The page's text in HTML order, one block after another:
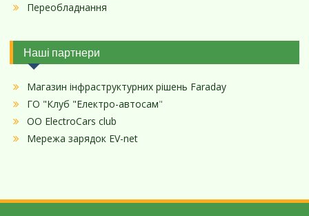
Переобладнання
Наші партнери
Магазин інфраструктурних рішень Faraday
ГО "Клуб "Електро-автосам"
ОО ElectroCars club
Мережа зарядок EV-net